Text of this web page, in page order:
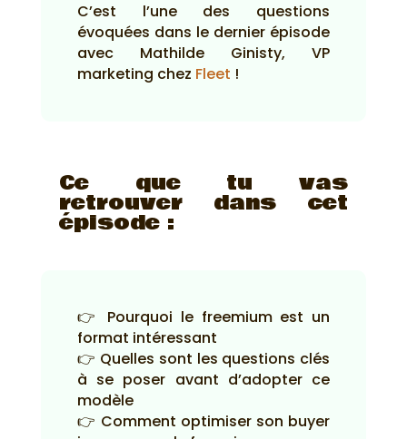
C’est l’une des questions
évoquées dans le dernier épisode
avec Mathilde Ginisty, VP
marketing chez Fleet !
Ce que tu vas
retrouver dans cet
épisode :
👉 Pourquoi le freemium est un
format intéressant
👉 Quelles sont les questions clés
à se poser avant d’adopter ce
modèle
👉 Comment optimiser son buyer